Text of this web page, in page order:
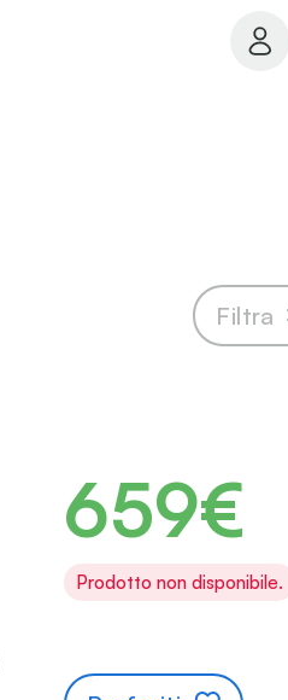
Il mio profilo
I miei ordini
Filtra
659€
Prodotto non disponibile.